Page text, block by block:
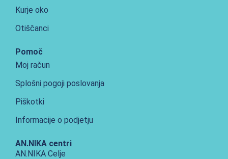
Kurje oko
Otiščanci
Pomoč
Moj račun
Splošni pogoji poslovanja
Piškotki
Informacije o podjetju
AN.NIKA centri
AN.NIKA Celje